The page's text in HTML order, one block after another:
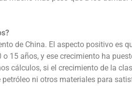
de China. El aspecto positivo es
15 años, y ese crecimiento ha
cálculos, si el crecimiento de la
ni otros materiales para